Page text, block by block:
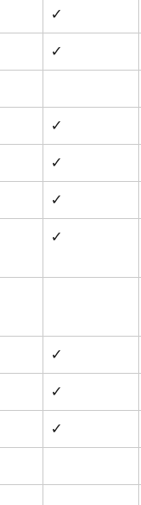
✓
✓
✓
✓
✓
✓
✓
✓
✓